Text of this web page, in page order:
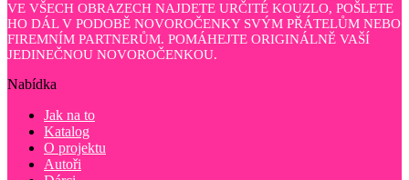
VE VŠECH OBRAZECH NAJDETE URČITÉ KOUZLO, POŠLETE
HO DÁL V PODOBĚ NOVOROČENKY SVÝM PŘÁTELŮM NEBO
FIREMNÍM PARTNERŮM. POMÁHEJTE ORIGINÁLNĚ VAŠÍ
JEDINEČNOU NOVOROČENKOU.
Nabídka
Jak na to
Katalog
O projektu
Autoři